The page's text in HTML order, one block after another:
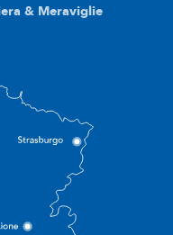
& Meraviglie